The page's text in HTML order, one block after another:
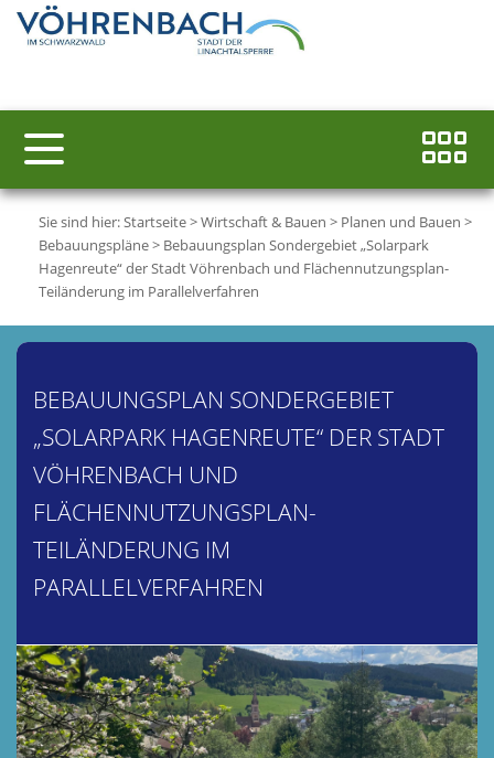
Sie sind hier:Startseite>Wirtschaft & Bauen > Planen und Bauen >
Bebauungspläne> Bebauungsplan Sondergebiet „Solarpark
Hagenreute“ der Stadt Vöhrenbach und Flächennutzungsplan-
Teiländerung im Parallelverfahren
BEBAUUNGSPLAN SONDERGEBIET
„SOLARPARK HAGENREUTE“ DER STADT
VÖHRENBACH UND
FLÄCHENNUTZUNGSPLAN-
TEILÄNDERUNG IM
PARALLELVERFAHREN